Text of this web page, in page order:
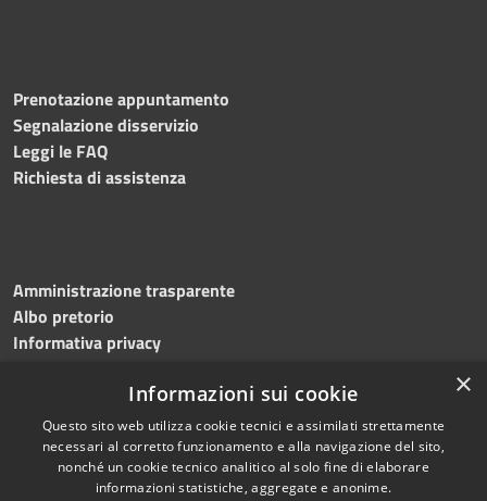
Prenotazione appuntamento
Segnalazione disservizio
Leggi le FAQ
Richiesta di assistenza
Amministrazione trasparente
Albo pretorio
Informativa privacy
Dichiarazione di accessibilità Meccanismo di feedback ×
Informazioni sui cookie
Questo sito web utilizza cookie tecnici e assimilati strettamente
necessari al corretto funzionamento e alla navigazione del sito,
nonché un cookie tecnico analitico al solo fine di elaborare
informazioni statistiche, aggregate e anonime.